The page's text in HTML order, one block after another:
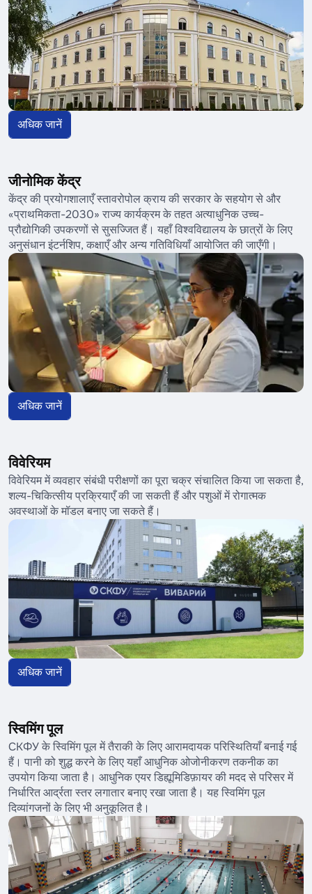
अधिक जानें
जीनोमिक केंद्र
केंद्र की प्रयोगशालाएँ स्तावरोपोल क्राय की सरकार के सहयोग से और
«प्राथमिकता-2030» राज्य कार्यक्रम के तहत अत्याधुनिक उच्च-
प्रौद्योगिकी उपकरणों से सुसज्जित हैं। यहाँ विश्वविद्यालय के छात्रों के लिए
अनुसंधान इंटर्नशिप, कक्षाएँ और अन्य गतिविधियाँ आयोजित की जाएँगी।
अधिक जानें
विवेरियम
विवेरियम में व्यवहार संबंधी परीक्षणों का पूरा चक्र संचालित किया जा सकता है,
शल्य-चिकित्सीय प्रक्रियाएँ की जा सकती हैं और पशुओं में रोगात्मक
अवस्थाओं के मॉडल बनाए जा सकते हैं।
अधिक जानें
स्विमिंग पूल
СКФУ के स्विमिंग पूल में तैराकी के लिए आरामदायक परिस्थितियाँ बनाई गई
हैं। पानी को शुद्ध करने के लिए यहाँ आधुनिक ओजोनीकरण तकनीक का
उपयोग किया जाता है। आधुनिक एयर डिह्यूमिडिफ़ायर की मदद से परिसर में
निर्धारित आर्द्रता स्तर लगातार बनाए रखा जाता है। यह स्विमिंग पूल
दिव्यांगजनों के लिए भी अनुकूलित है।